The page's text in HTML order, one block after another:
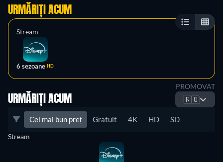
URMĂRIȚI ACUM
Stream
6 sezoane HD
PROMOVAT
URMĂRIȚI ACUM 🇷🇴
Cel mai bun preț Gratuit 4K HD SD
Stream